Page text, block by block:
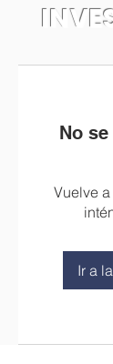
No
Vuelve
Ir a